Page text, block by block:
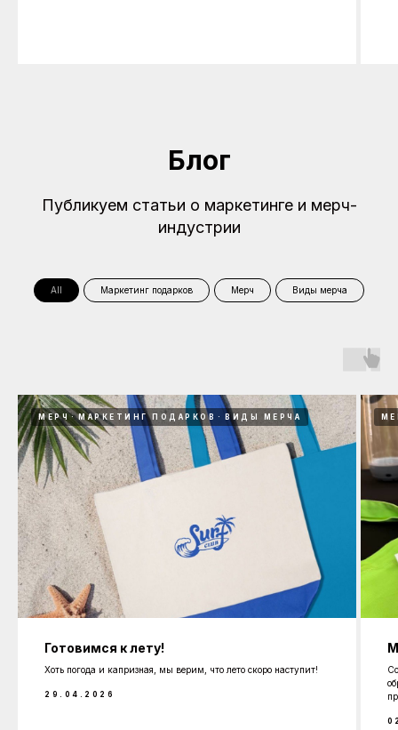
Блог
Публикуем статьи о маркетинге и мерч-
индустрии
All Маркетинг подарков Мерч Виды мерча
МЕРЧ МАРКЕТИНГ ПОДАРКОВ ВИДЫ МЕРЧА
Готовимся к лету!
Хоть погода и капризная, мы верим, что лето скоро наступит!
29.04.2026